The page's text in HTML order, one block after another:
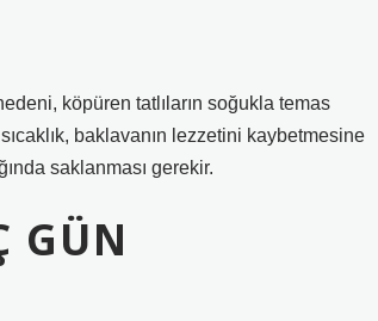
köpüren tatlıların soğukla ​​temas
baklavanın lezzetini kaybetmesine
saklanması gerekir.
GÜN